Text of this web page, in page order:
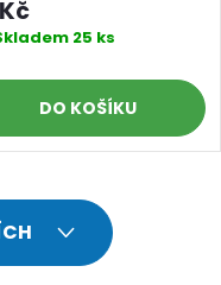
25 ks
DO KOŠÍKU